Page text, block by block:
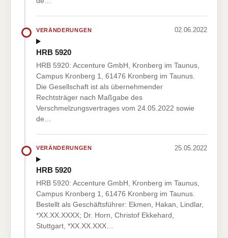
VERÄNDERUNGEN 02.06.2022
HRB 5920
HRB 5920: Accenture GmbH, Kronberg im Taunus,
Campus Kronberg 1, 61476 Kronberg im Taunus.
Die Gesellschaft ist als übernehmender
Rechtsträger nach Maßgabe des
Verschmelzungsvertrages vom 24.05.2022 sowie
de…
VERÄNDERUNGEN 25.05.2022
HRB 5920
HRB 5920: Accenture GmbH, Kronberg im Taunus,
Campus Kronberg 1, 61476 Kronberg im Taunus.
Bestellt als Geschäftsführer: Ekmen, Hakan, Lindlar,
*XX.XX.XXXX; Dr. Horn, Christof Ekkehard,
Stuttgart, *XX.XX.XXX…